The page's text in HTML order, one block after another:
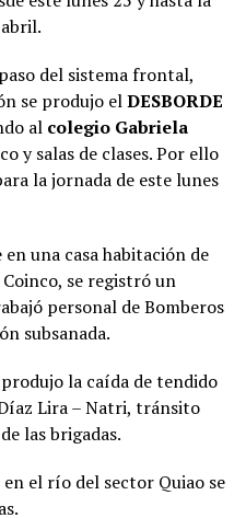
del sistema frontal,
se produjo elDESBORDE
al colegio Gabriela
y salas de clases. Por ello
la jornada de este lunes
una casa habitación de
se registró un
personal de Bomberos
subsanada.
la caída de tendido
Lira – Natri, tránsito
las brigadas.
el río del sector Quiao se